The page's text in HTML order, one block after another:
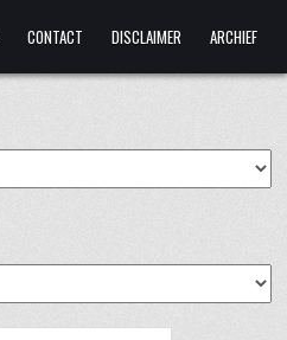
CONTACT DISCLAIMER ARCHIEF